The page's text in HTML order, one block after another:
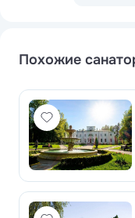
Похожие